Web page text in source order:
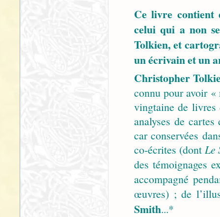
Ce livre contient
celui qui a non
Tolkien, et
un écrivain et un
Christopher
connu pour avoir «
vingtaine de livres
analyses de
car conservées
co-écrites (dont Le
des témoignages
accompagné
œuvres) ; de
Smith...*